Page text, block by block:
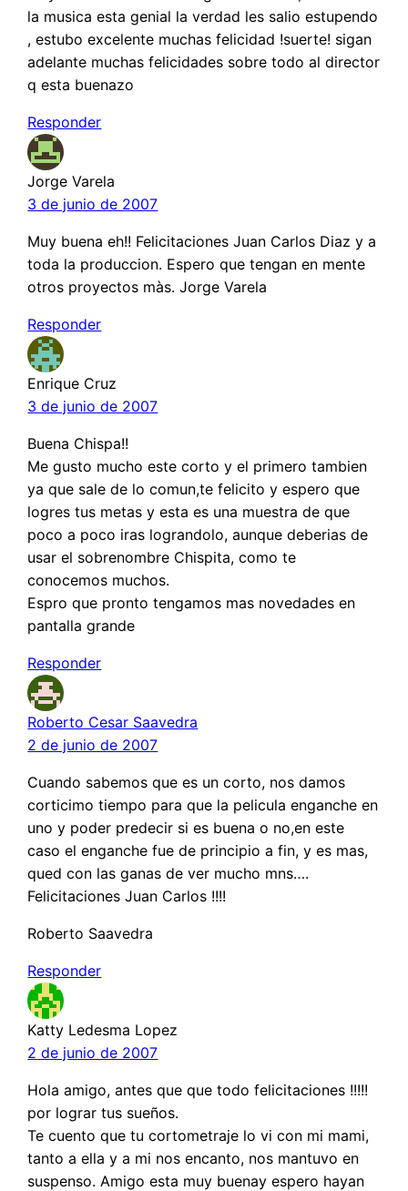
la musica esta genial la verdad les salio estupendo
, estubo excelente muchas felicidad !suerte! sigan
adelante muchas felicidades sobre todo al director
q esta buenazo
Responder
Jorge Varela
3 de junio de 2007
Muy buena eh!! Felicitaciones Juan Carlos Diaz y a
toda la produccion. Espero que tengan en mente
otros proyectos màs. Jorge Varela
Responder
Enrique Cruz
3 de junio de 2007
Buena Chispa!!
Me gusto mucho este corto y el primero tambien
ya que sale de lo comun,te felicito y espero que
logres tus metas y esta es una muestra de que
poco a poco iras lograndolo, aunque deberias de
usar el sobrenombre Chispita, como te
conocemos muchos.
Espro que pronto tengamos mas novedades en
pantalla grande
Responder
Roberto Cesar Saavedra
2 de junio de 2007
Cuando sabemos que es un corto, nos damos
corticimo tiempo para que la pelicula enganche en
uno y poder predecir si es buena o no,en este
caso el enganche fue de principio a fin, y es mas,
qued con las ganas de ver mucho mns….
Felicitaciones Juan Carlos !!!!
Roberto Saavedra
Responder
Katty Ledesma Lopez
2 de junio de 2007
Hola amigo, antes que que todo felicitaciones !!!!!
por lograr tus sueños.
Te cuento que tu cortometraje lo vi con mi mami,
tanto a ella y a mi nos encanto, nos mantuvo en
suspenso. Amigo esta muy buenay espero hayan